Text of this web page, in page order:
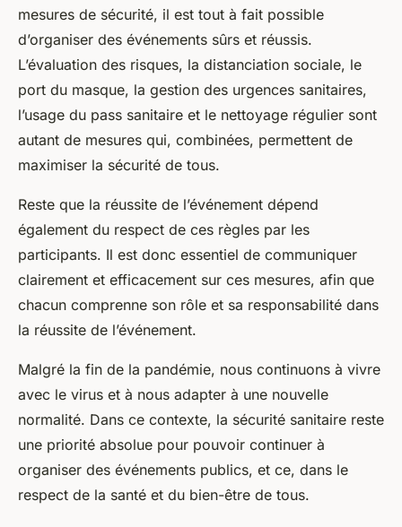
mesures de sécurité, il est tout à fait possible
d’organiser des événements sûrs et réussis.
L’évaluation des risques, la distanciation sociale, le
port du masque, la gestion des urgences sanitaires,
l’usage du pass sanitaire et le nettoyage régulier sont
autant de mesures qui, combinées, permettent de
maximiser la sécurité de tous.
Reste que la réussite de l’événement dépend
également du respect de ces règles par les
participants. Il est donc essentiel de communiquer
clairement et efficacement sur ces mesures, afin que
chacun comprenne son rôle et sa responsabilité dans
la réussite de l’événement.
Malgré la fin de la pandémie, nous continuons à vivre
avec le virus et à nous adapter à une nouvelle
normalité. Dans ce contexte, la sécurité sanitaire reste
une priorité absolue pour pouvoir continuer à
organiser des événements publics, et ce, dans le
respect de la santé et du bien-être de tous.